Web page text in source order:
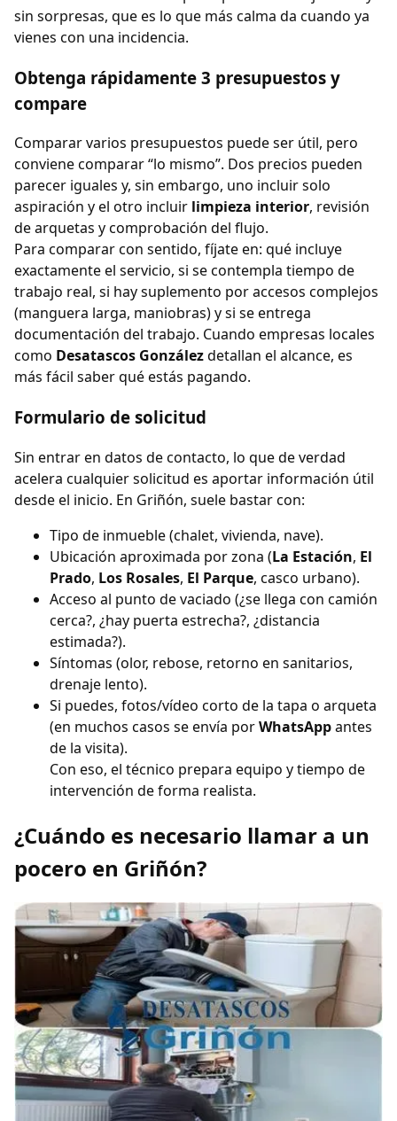
sin sorpresas, que es lo que más calma da cuando ya
vienes con una incidencia.
Obtenga rápidamente 3 presupuestos y
compare
Comparar varios presupuestos puede ser útil, pero
conviene comparar “lo mismo”. Dos precios pueden
parecer iguales y, sin embargo, uno incluir solo
aspiración y el otro incluir limpieza interior, revisión
de arquetas y comprobación del flujo.
Para comparar con sentido, fíjate en: qué incluye
exactamente el servicio, si se contempla tiempo de
trabajo real, si hay suplemento por accesos complejos
(manguera larga, maniobras) y si se entrega
documentación del trabajo. Cuando empresas locales
como Desatascos Gonzálezdetallan el alcance, es
más fácil saber qué estás pagando.
Formulario de solicitud
Sin entrar en datos de contacto, lo que de verdad
acelera cualquier solicitud es aportar información útil
desde el inicio. En Griñón, suele bastar con:
Tipo de inmueble (chalet, vivienda, nave).
Ubicación aproximada por zona (La Estación, El
Prado, Los Rosales, El Parque, casco urbano).
Acceso al punto de vaciado (¿se llega con camión
cerca?, ¿hay puerta estrecha?, ¿distancia
estimada?).
Síntomas (olor, rebose, retorno en sanitarios,
drenaje lento).
Si puedes, fotos/vídeo corto de la tapa o arqueta
(en muchos casos se envía porWhatsAppantes
de la visita).
Con eso, el técnico prepara equipo y tiempo de
intervención de forma realista.
¿Cuándo es necesario llamar a un
pocero en Griñón?